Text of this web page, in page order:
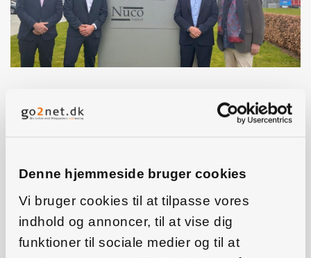
Denne hjemmeside bruger cookies
Vi bruger cookies til at tilpasse vores
indhold og annoncer, til at vise dig
funktioner til sociale medier og til at
Peter Skou fratræder som CEO og overtager posten
som bestyrelsesformand i R2 Agro efter Lars Skou, der i
stedet bliver bestyrelsesformand for Brdr. Skou
Holding. Samtidig overtager Lars Laursen og Poul
Henrik Nielsen ledelsen af R2 Agro som co-CEOs.